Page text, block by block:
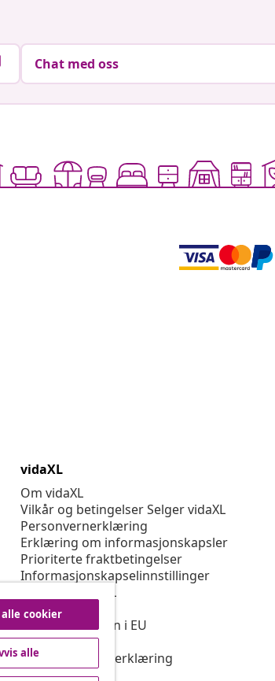
Chat med oss
vidaXL
Om vidaXL
Vilkår og betingelser Selger vidaXL
Personvernerklæring
Erklæring om informasjonskapsler
Prioriterte fraktbetingelser
Informasjonskapselinnstillinger
Jobbe for vidaXL
Sikkerhet
Ansvarlig person i EU
Politikken EPR
Tilgjengelighetserklæring
alle cookier
alle